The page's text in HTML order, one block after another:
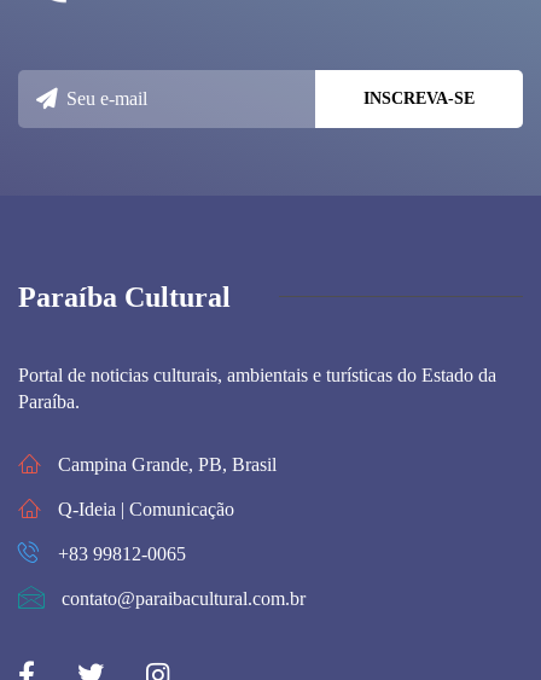
Paraíba Cultural
Portal de noticias culturais, ambientais e turísticas do Estado da
Paraíba.
Campina Grande, PB, Brasil
Q-Ideia | Comunicação
+83 99812-0065
contato@paraibacultural.com.br